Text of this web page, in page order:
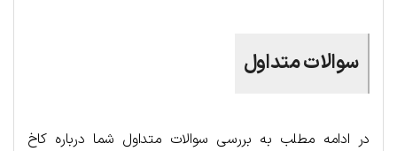
سوالات متداول
در ادامه مطلب به بررسی سوالات متداول شما درباره کاخ